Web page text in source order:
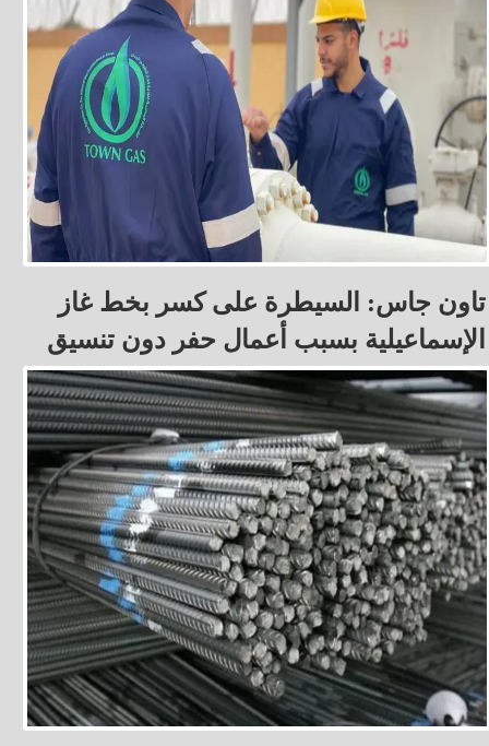
تاون جاس: السيطرة على كسر بخط غاز
الإسماعيلية بسبب أعمال حفر دون تنسيق